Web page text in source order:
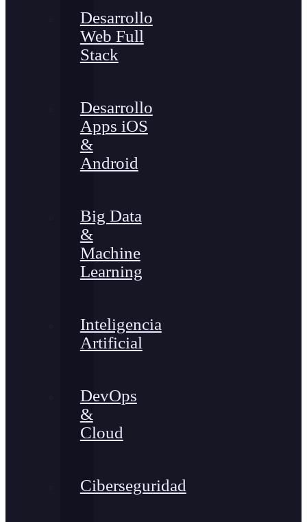
Desarrollo
Web Full
Stack
Desarrollo
Apps iOS
&
Android
Big Data
&
Machine
Learning
Inteligencia
Artificial
DevOps
&
Cloud
Ciberseguridad